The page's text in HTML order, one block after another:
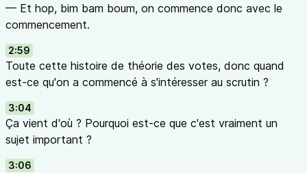
— Et hop, bim bam boum, on commence donc avec le
commencement.
2:59
Toute cette histoire de théorie des votes, donc quand
est-ce qu'on a commencé à s'intéresser au scrutin ?
3:04
Ça vient d'où ? Pourquoi est-ce que c'est vraiment un
sujet important ?
3:06